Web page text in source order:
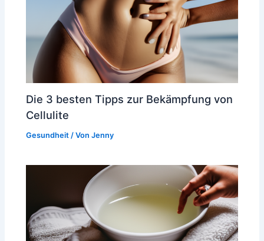
Die 3 besten Tipps zur Bekämpfung von
Cellulite
Gesundheit / VonJenny